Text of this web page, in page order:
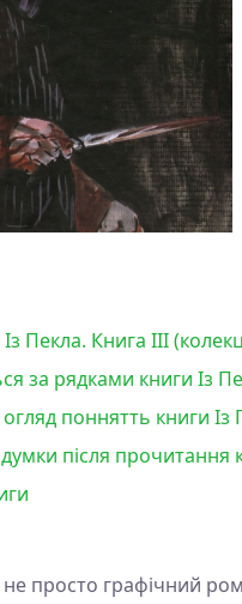
Пекла. Книга ІІІ
за рядками книги Із
поннятть книги Із
думки після
просто графічний